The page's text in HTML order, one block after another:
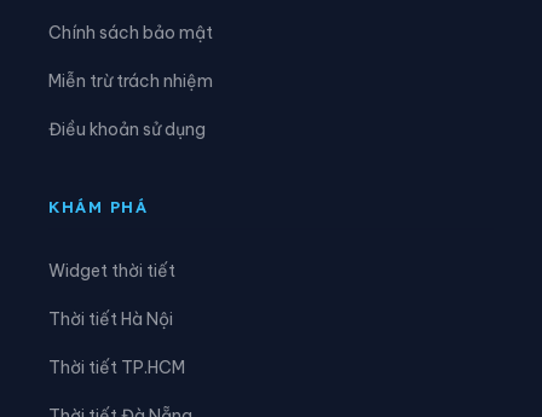
Xã Khánh Bình
Chính sách bảo mật
Miễn trừ trách nhiệm
Điều khoản sử dụng
KHÁM PHÁ
Widget thời tiết
Thời tiết Hà Nội
Thời tiết TP.HCM